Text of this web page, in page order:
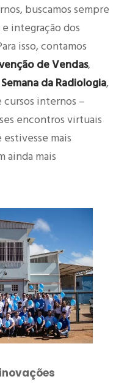
buscamos sempre
integração dos
isso, contamos
de Vendas,
Semana da Radiologia,
internos –
encontros virtuais
mais
ainda mais